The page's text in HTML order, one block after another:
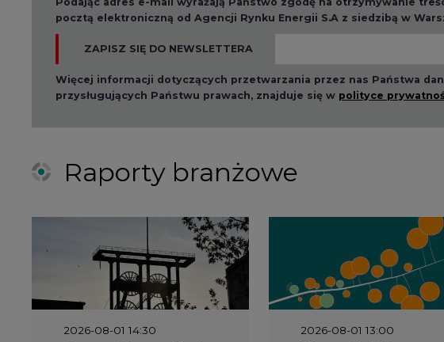
Raporty branżowe
Czy na Górnym Śląsku
węglu"? (raport)
Wyszedł ciekawy
klimatu w Europie